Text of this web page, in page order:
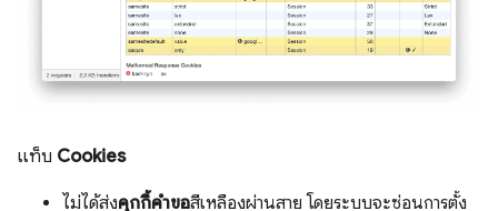
แท็บ Cookies
ไม่ได้ส่งคุกกี้คำขอสีเหลืองผ่านสาย โดยระบบจะซ่อนการตั้ง